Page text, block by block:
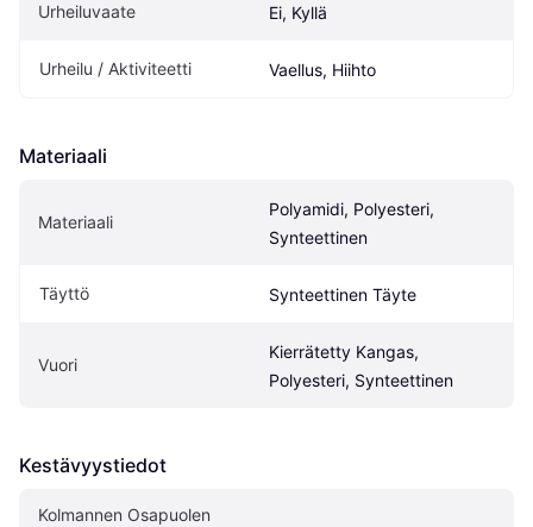
Urheiluvaate Ei, Kyllä
Urheilu / Aktiviteetti Vaellus, Hiihto
Materiaali
Materiaali
Polyamidi, Polyesteri,
Synteettinen
Täyttö Synteettinen Täyte
Vuori
Kierrätetty Kangas,
Polyesteri, Synteettinen
Kestävyystiedot
Kolmannen Osapuolen